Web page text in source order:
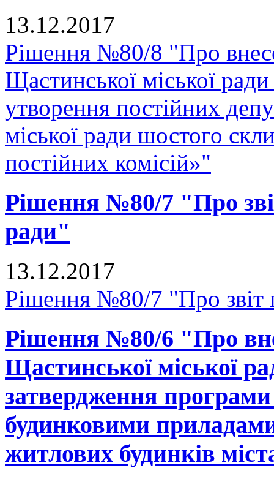
13.12.2017
Рішення №80/8 "Про
Щастинської міської
утворення постійних
міської ради шостого
постійних комісій»"
Рішення №80/7 "Про
ради"
13.12.2017
Рішення №80/7 "Про звіт
Рішення №80/6 "Про
Щастинської міської
затвердження
будинковими приладами
житлових будинків